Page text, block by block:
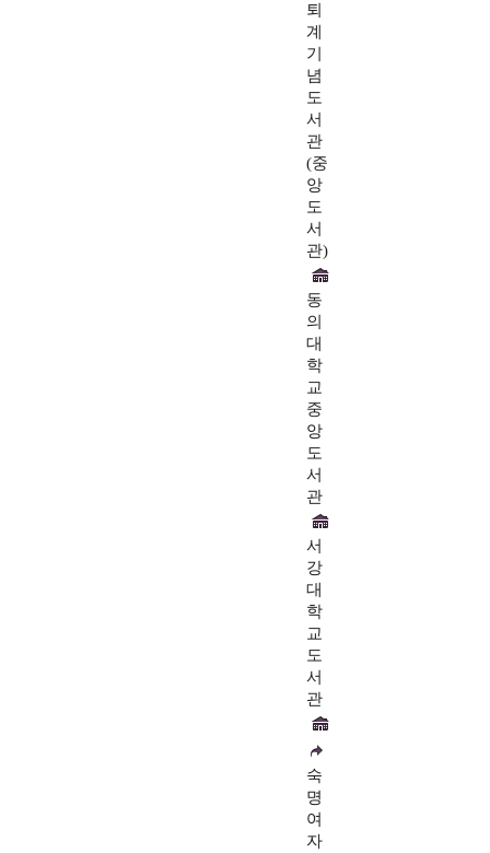
퇴
계
기
념
도
서
관
(중
앙
도
서
관)
동
의
대
학
교
중
앙
도
서
관
서
강
대
학
교
도
서
관
숙
명
여
자